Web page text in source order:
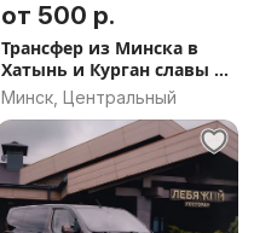
от 500 р.
Трансфер из Минска в
Хатынь и Курган славы и
обратно
Минск, Центральный